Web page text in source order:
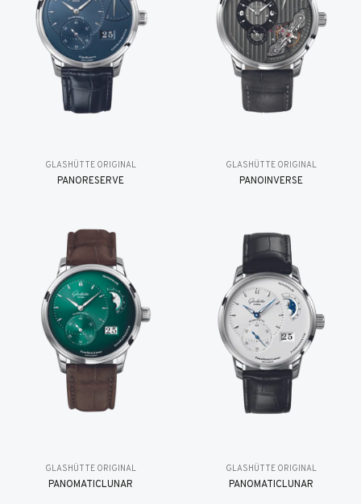
GLASHÜTTE ORIGINAL
PANORESERVE
GLASHÜTTE ORIGINAL
PANOINVERSE
GLASHÜTTE ORIGINAL
PANOMATICLUNAR
GLASHÜTTE ORIGINAL
PANOMATICLUNAR